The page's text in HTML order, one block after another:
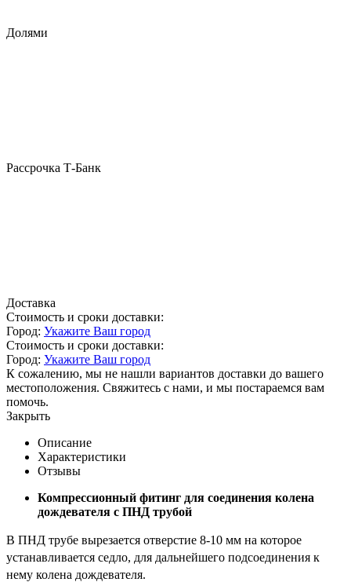
Долями
Рассрочка Т-Банк
Доставка
Стоимость и сроки доставки:
Город: Укажите Ваш город
Стоимость и сроки доставки:
Город: Укажите Ваш город
К сожалению, мы не нашли вариантов доставки до вашего
местоположения. Свяжитесь с нами, и мы постараемся вам
помочь.
Закрыть
Описание
Характеристики
Отзывы
Компрессионный фитинг для соединения колена
дождевателя с ПНД трубой
В ПНД трубе вырезается отверстие 8-10 мм на которое
устанавливается седло, для дальнейшего подсоединения к
нему колена дождевателя.